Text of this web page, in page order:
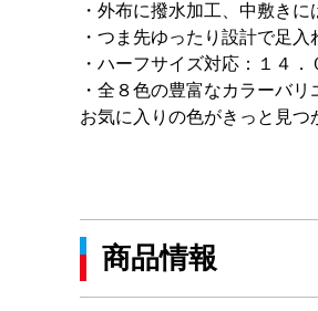
・外布に撥水加工、中敷き
・つま先ゆったり設計で足
・ハーフサイズ対応：１４
・全８色の豊富なカラーバ
お気に入りの色がきっと見つ
商品情報